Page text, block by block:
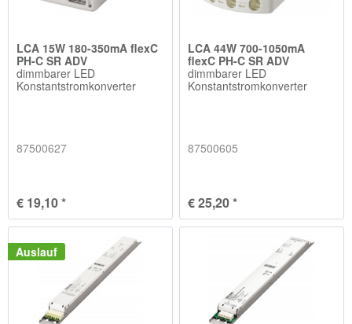
LCA 15W 180-350mA flexC
PH-C SR ADV
dimmbarer LED
Konstantstromkonverter
87500627
€ 19,10 *
LCA 44W 700-1050mA
flexC PH-C SR ADV
dimmbarer LED
Konstantstromkonverter
87500605
€ 25,20 *
Auslauf